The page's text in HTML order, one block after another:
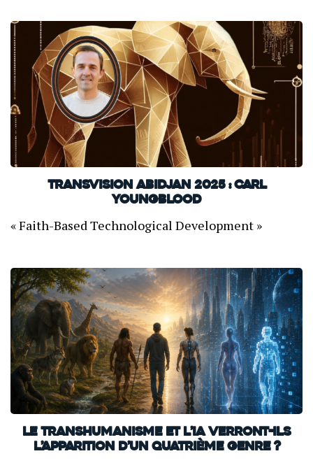
TransVision Abidjan 2025 : Carl
Youngblood
« Faith-Based Technological Development »
Le transhumanisme et l’IA verront-ils
l’apparition d’un quatrième genre ?